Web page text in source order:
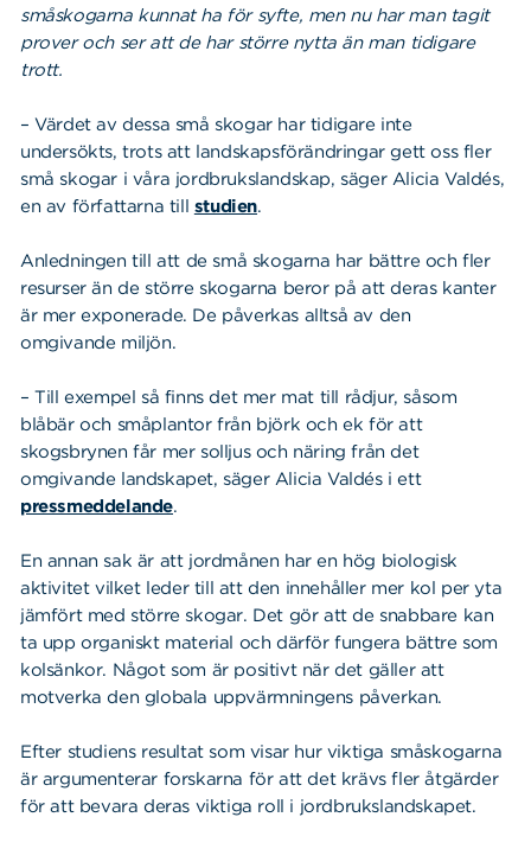
småskogarna kunnat ha för syfte, men nu har man tagit
prover och ser att de har större nytta än man tidigare
trott.
– Värdet av dessa små skogar har tidigare inte
undersökts, trots att landskapsförändringar gett oss fler
små skogar i våra jordbrukslandskap, säger Alicia Valdés,
en av författarna till studien.
Anledningen till att de små skogarna har bättre och fler
resurser än de större skogarna beror på att deras kanter
är mer exponerade. De påverkas alltså av den
omgivande miljön.
– Till exempel så finns det mer mat till rådjur, såsom
blåbär och småplantor från björk och ek för att
skogsbrynen får mer solljus och näring från det
omgivande landskapet, säger Alicia Valdés i ett
pressmeddelande.
En annan sak är att jordmånen har en hög biologisk
aktivitet vilket leder till att den innehåller mer kol per yta
jämfört med större skogar. Det gör att de snabbare kan
ta upp organiskt material och därför fungera bättre som
kolsänkor. Något som är positivt när det gäller att
motverka den globala uppvärmningens påverkan.
Efter studiens resultat som visar hur viktiga småskogarna
är argumenterar forskarna för att det krävs fler åtgärder
för att bevara deras viktiga roll i jordbrukslandskapet.